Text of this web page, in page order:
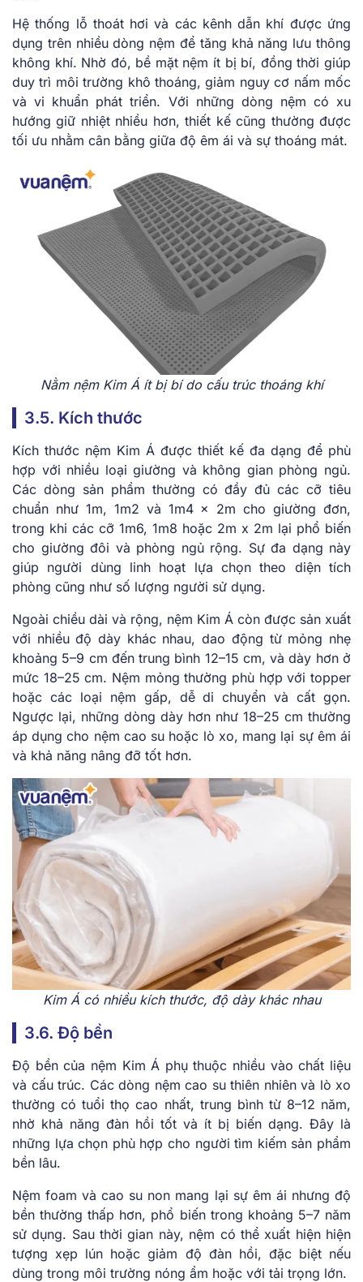
Hệ thống lỗ thoát hơi và các kênh dẫn khí được ứng
dụng trên nhiều dòng nệm để tăng khả năng lưu thông
không khí. Nhờ đó, bề mặt nệm ít bị bí, đồng thời giúp
duy trì môi trường khô thoáng, giảm nguy cơ nấm mốc
và vi khuẩn phát triển. Với những dòng nệm có xu
hướng giữ nhiệt nhiều hơn, thiết kế cũng thường được
tối ưu nhằm cân bằng giữa độ êm ái và sự thoáng mát.
Nằm nệm Kim Á ít bị bí do cấu trúc thoáng khí
3.5. Kích thước
Kích thước nệm Kim Á được thiết kế đa dạng để phù
hợp với nhiều loại giường và không gian phòng ngủ.
Các dòng sản phẩm thường có đầy đủ các cỡ tiêu
chuẩn như 1m, 1m2 và 1m4 x 2m cho giường đơn,
trong khi các cỡ 1m6, 1m8 hoặc 2m x 2m lại phổ biến
cho giường đôi và phòng ngủ rộng. Sự đa dạng này
giúp người dùng linh hoạt lựa chọn theo diện tích
phòng cũng như số lượng người sử dụng.
Ngoài chiều dài và rộng, nệm Kim Á còn được sản xuất
với nhiều độ dày khác nhau, dao động từ mỏng nhẹ
khoảng 5–9 cm đến trung bình 12–15 cm, và dày hơn ở
mức 18–25 cm. Nệm mỏng thường phù hợp với topper
hoặc các loại nệm gấp, dễ di chuyển và cất gọn.
Ngược lại, những dòng dày hơn như 18–25 cm thường
áp dụng cho nệm cao su hoặc lò xo, mang lại sự êm ái
và khả năng nâng đỡ tốt hơn.
Kim Á có nhiều kích thước, độ dày khác nhau
3.6. Độ bền
Độ bền của nệm Kim Á phụ thuộc nhiều vào chất liệu
và cấu trúc. Các dòng nệm cao su thiên nhiên và lò xo
thường có tuổi thọ cao nhất, trung bình từ 8–12 năm,
nhờ khả năng đàn hồi tốt và ít bị biến dạng. Đây là
những lựa chọn phù hợp cho người tìm kiếm sản phẩm
bền lâu.
Nệm foam và cao su non mang lại sự êm ái nhưng độ
bền thường thấp hơn, phổ biến trong khoảng 5–7 năm
sử dụng. Sau thời gian này, nệm có thể xuất hiện hiện
tượng xẹp lún hoặc giảm độ đàn hồi, đặc biệt nếu
dùng trong môi trường nóng ẩm hoặc với tải trọng lớn.